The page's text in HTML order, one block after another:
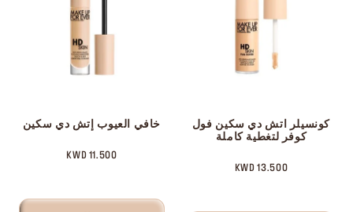
كونسيلر اتش دي سكين فول
كوفر لتغطية كاملة
13.500 KWD
خافي العيوب إتش دي سكين
11.500 KWD